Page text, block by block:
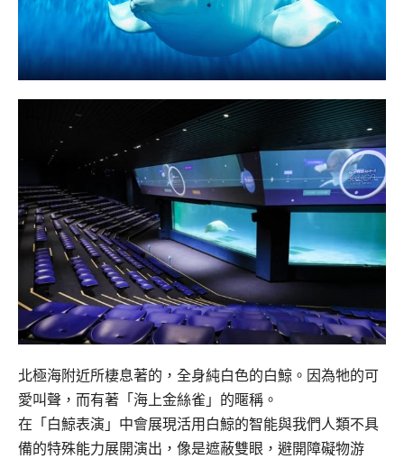
北極海附近所棲息著的，全身純白色的白鯨。因為牠的可
愛叫聲，而有著「海上金絲雀」的暱稱。
在「白鯨表演」中會展現活用白鯨的智能與我們人類不具
備的特殊能力展開演出，像是遮蔽雙眼，避開障礙物游